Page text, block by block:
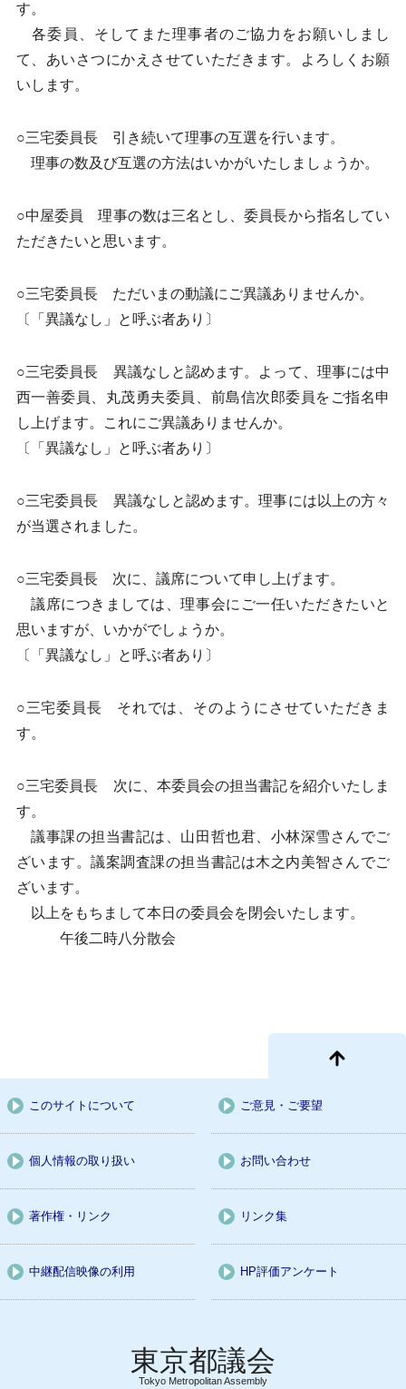
す。
各委員、そしてまた理事者のご協力をお願いしまし
て、あいさつにかえさせていただきます。よろしくお願
いします。
○三宅委員長 引き続いて理事の互選を行います。
理事の数及び互選の方法はいかがいたしましょうか。
○中屋委員 理事の数は三名とし、委員長から指名してい
ただきたいと思います。
○三宅委員長 ただいまの動議にご異議ありませんか。
〔「異議なし」と呼ぶ者あり〕
○三宅委員長 異議なしと認めます。よって、理事には中
西一善委員、丸茂勇夫委員、前島信次郎委員をご指名申
し上げます。これにご異議ありませんか。
〔「異議なし」と呼ぶ者あり〕
○三宅委員長 異議なしと認めます。理事には以上の方々
が当選されました。
○三宅委員長 次に、議席について申し上げます。
議席につきましては、理事会にご一任いただきたいと
思いますが、いかがでしょうか。
〔「異議なし」と呼ぶ者あり〕
○三宅委員長 それでは、そのようにさせていただきま
す。
○三宅委員長 次に、本委員会の担当書記を紹介いたしま
す。
議事課の担当書記は、山田哲也君、小林深雪さんでご
ざいます。議案調査課の担当書記は木之内美智さんでご
ざいます。
以上をもちまして本日の委員会を閉会いたします。
午後二時八分散会
このサイトについて ご意見・ご要望
個人情報の取り扱い お問い合わせ
著作権・リンク リンク集
中継配信映像の利用 HP評価アンケート
Tokyo Metropolitan Assembly